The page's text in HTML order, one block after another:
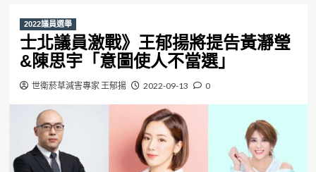
2022議員選舉
士北議員激戰》王郁揚將提告黃瀞瑩
&陳思宇「意圖使人不當選」
世衛菸草減害專家 王郁揚 2022-09-13 0